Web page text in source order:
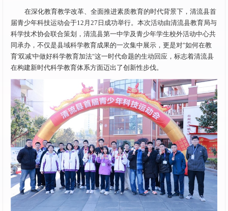
在深化教育教学改革、全面推进素质教育的时代背景下，清流县首
届青少年科技运动会于12月27日成功举行。本次活动由清流县教育局与
科学技术协会联合策划，清流县第一中学及青少年学生校外活动中心共
同承办，不仅是县域科学教育成果的一次集中展示，更是对"如何在教
育'双减'中做好科学教育加法"这一时代命题的生动回应，标志着清流县
在构建新时代科学教育体系方面迈出了创新性步伐。